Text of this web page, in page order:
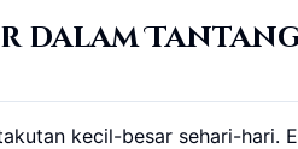
dalam
kecil-besar sehari-hari.